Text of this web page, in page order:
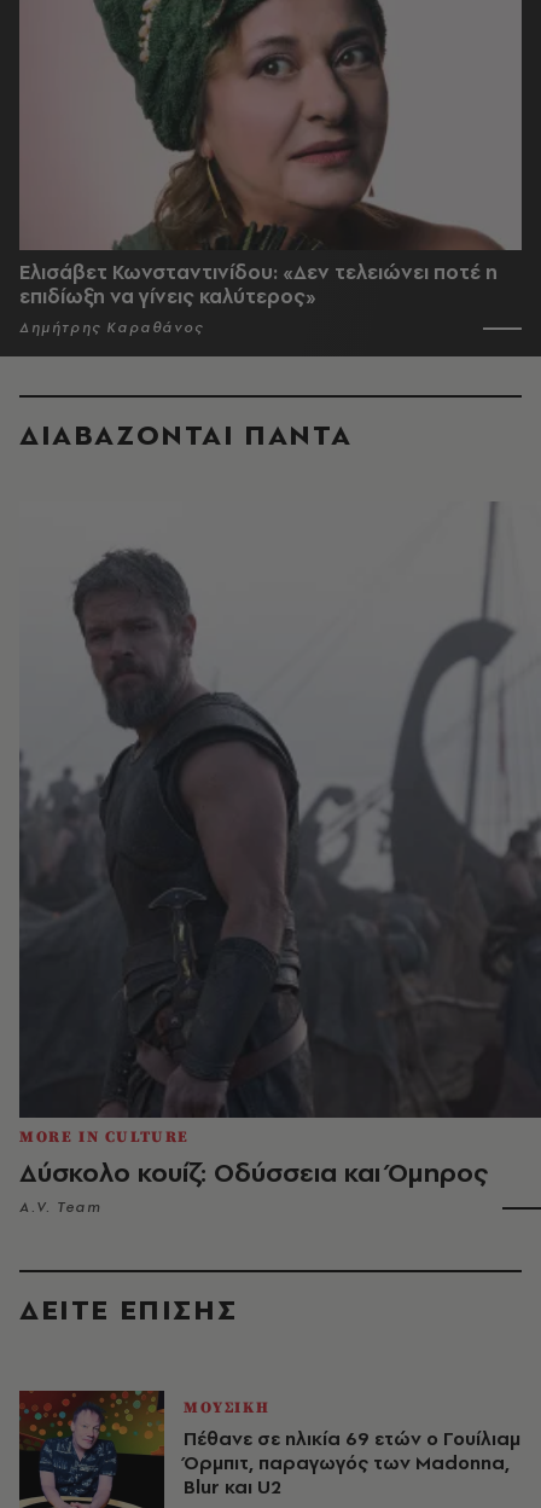
Ελισάβετ Κωνσταντινίδου: «Δεν τελειώνει ποτέ η
επιδίωξη να γίνεις καλύτερος»
Δημήτρης Καραθάνος
ΔΙΑΒΑΖΟΝΤΑΙ ΠΑΝΤΑ
MORE IN CULTURE
Δύσκολο κουίζ: Οδύσσεια και Όμηρος
A.V. Team
ΔΕΙΤΕ ΕΠΙΣΗΣ
ΜΟΥΣΙΚΗ
Πέθανε σε ηλικία 69 ετών ο Γουίλιαμ
Όρμπιτ, παραγωγός των Madonna,
Blur και U2